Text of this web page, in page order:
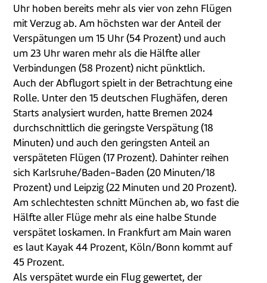
Uhr hoben bereits mehr als vier von zehn Flügen
mit Verzug ab. Am höchsten war der Anteil der
Verspätungen um 15 Uhr (54 Prozent) und auch
um 23 Uhr waren mehr als die Hälfte aller
Verbindungen (58 Prozent) nicht pünktlich.
Auch der Abflugort spielt in der Betrachtung eine
Rolle. Unter den 15 deutschen Flughäfen, deren
Starts analysiert wurden, hatte Bremen 2024
durchschnittlich die geringste Verspätung (18
Minuten) und auch den geringsten Anteil an
verspäteten Flügen (17 Prozent). Dahinter reihen
sich Karlsruhe/Baden-Baden (20 Minuten/18
Prozent) und Leipzig (22 Minuten und 20 Prozent).
Am schlechtesten schnitt München ab, wo fast die
Hälfte aller Flüge mehr als eine halbe Stunde
verspätet loskamen. In Frankfurt am Main waren
es laut Kayak 44 Prozent, Köln/Bonn kommt auf
45 Prozent.
Als verspätet wurde ein Flug gewertet, der